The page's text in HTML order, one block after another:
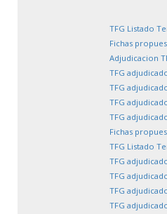
TFG Listado
Fichas
Adjudicacion
TFG
TFG
TFG
TFG
Fichas
TFG Listado
TFG
TFG
TFG
TFG